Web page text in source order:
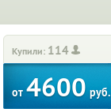
Купили: 114
от 4600 руб.